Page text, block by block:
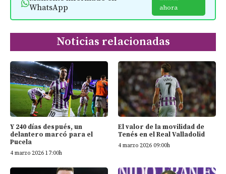
WhatsApp
ahora
Noticias relacionadas
Y 240 días después, un
delantero marcó para el
Pucela
4 marzo 2026 17:00h
El valor de la movilidad de
Tenés en el Real Valladolid
4 marzo 2026 09:00h